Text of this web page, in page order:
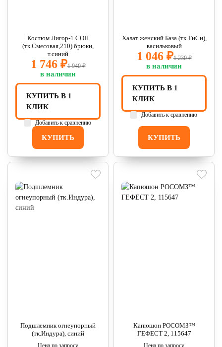
Костюм Лигор-1 СОП
(тк.Смесовая,210) брюки,
т.синий
1 746 ₽1 940 ₽
в наличии
КУПИТЬ
КУПИТЬ В 1
КЛИК
Добавить к сравнению
Халат женский База (тк.ТиСи),
васильковый
1 046 ₽1 230 ₽
в наличии
КУПИТЬ
КУПИТЬ В 1
КЛИК
Добавить к сравнению
Подшлемник огнеупорный
(тк.Индура), синий
Цена по запросу
Капюшон РОСОМЗ™
ГЕФЕСТ 2, 115647
Цена по запросу